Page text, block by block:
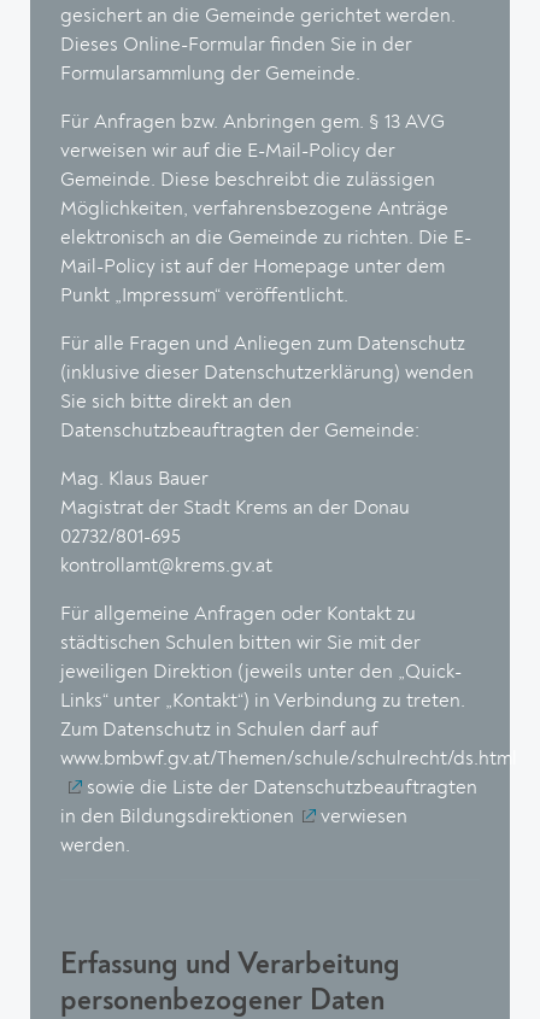
gesichert an die Gemeinde gerichtet werden.
Dieses Online-Formular finden Sie in der
Formularsammlung der Gemeinde.
Für Anfragen bzw. Anbringen gem. § 13 AVG
verweisen wir auf die E-Mail-Policy der
Gemeinde. Diese beschreibt die zulässigen
Möglichkeiten, verfahrensbezogene Anträge
elektronisch an die Gemeinde zu richten. Die E-
Mail-Policy ist auf der Homepage unter dem
Punkt „Impressum“ veröffentlicht.
Für alle Fragen und Anliegen zum Datenschutz
(inklusive dieser Datenschutzerklärung) wenden
Sie sich bitte direkt an den
Datenschutzbeauftragten der Gemeinde:
Mag. Klaus Bauer
Magistrat der Stadt Krems an der Donau
02732/801-695
kontrollamt@krems.gv.at
Für allgemeine Anfragen oder Kontakt zu
städtischen Schulen bitten wir Sie mit der
jeweiligen Direktion (jeweils unter den „Quick-
Links“ unter „Kontakt“) in Verbindung zu treten.
Zum Datenschutz in Schulen darf auf
www.bmbwf.gv.at/Themen/schule/schulrecht/ds.html
sowie die Liste der Datenschutzbeauftragten
in den Bildungsdirektionen
verwiesen
werden.
Erfassung und Verarbeitung
personenbezogener Daten